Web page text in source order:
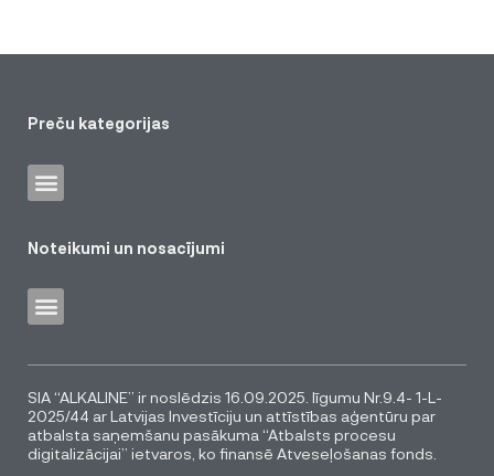
Preču kategorijas
Noteikumi un nosacījumi
SIA “ALKALINE” ir noslēdzis 16.09.2025. līgumu Nr.9.4- 1-L-
2025/44 ar Latvijas Investīciju un attīstības aģentūru par
atbalsta saņemšanu pasākuma “Atbalsts procesu
digitalizācijai” ietvaros, ko finansē Atveseļošanas fonds.